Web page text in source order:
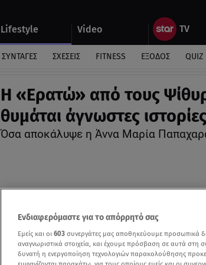
Lifestyle Video
ΣΥΝΤΑΓΕΣ ΣΧΕΣΕΙΣ FITNESS ΕΞΟΔΟΣ QUIZ
Η «Ερατώ» από τους
θυμάται άγνωστες
Όσα αποκάλυψε η Άννα Μαρία
Ενδιαφερόμαστε για το απόρρητό σας
Εμείς και οι 603 συνεργάτες μας αποθηκεύουμε προσωπικά
αναγνωριστικά στοιχεία, και έχουμε πρόσβαση σε αυτά στη
δυνατή η ενεργοποίηση τεχνολογιών παρακολούθησης